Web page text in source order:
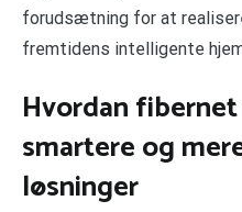
forudsætning for at
fremtidens intelligente
Hvordan
smartere og
løsninger